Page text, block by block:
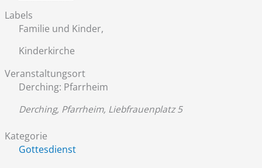
Labels
Familie und Kinder,
Kinderkirche
Veranstaltungsort
Derching: Pfarrheim
Derching, Pfarrheim, Liebfrauenplatz 5
Kategorie
Gottesdienst